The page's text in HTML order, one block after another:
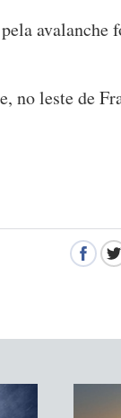
avalanche
no leste de